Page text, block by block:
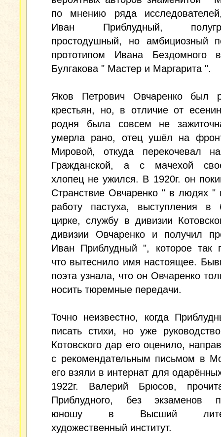
по мнению ряда
Иван Приблудный,
простодушный, но амбициозный
прототипом Ивана Бездомного
Булгакова " Мастер и Маргарита ".
Яков Петрович Овчаренко был
крестьян, но, в отличие от
родня была совсем не
умерла рано, отец ушёл на
Мировой, откуда перекочевал
Гражданской, а с мачехой
хлопец не ужился. В 1920г. он
Странствие Овчаренко " в людях "
работу пастуха, выступления в
цирке, службу в дивизии
дивизии Овчаренко и получил
Иван Приблудный ", которое так
что вытеснило имя настоящее.
поэта узнала, что он Овчаренко
носить тюремные передачи.
Точно неизвестно, когда
писать стихи, но уже
Котовского дар его оценило,
с рекомендательным письмом в
его взяли в интернат для
1922г. Валерий Брюсов,
Приблудного, без экзаменов
юношу в Высший
художественный институт.